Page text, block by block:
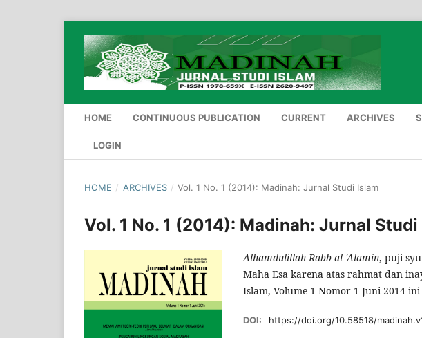
HOME CONTINUOUS PUBLICATION CURRENT ARCHIVES
LOGIN
HOME / ARCHIVES / Vol. 1 No. 1 (2014): Madinah: Jurnal Studi Islam
Vol. 1 No. 1 (2014): Madinah: Jurnal Studi
Alhamdulillah Rabb al-'Alamin, puji
Maha Esa karena atas rahmat dan
Islam, Volume 1 Nomor 1 Juni 2014
DOI: https://doi.org/10.58518/